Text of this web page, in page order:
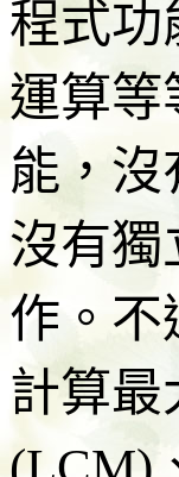
程式功
運算等
能，
沒有獨
作。不
計算最